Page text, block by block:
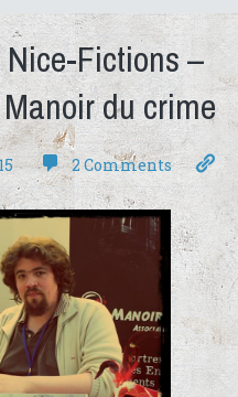
Fictions –
du crime
2 Comments